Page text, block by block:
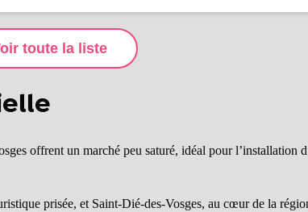
offrent un marché peu saturé, idéal pour l’installation
prisée, et Saint-Dié-des-Vosges, au cœur de la